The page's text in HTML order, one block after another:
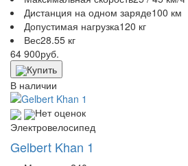
Дистанция на одном заряде100 км
Допустимая нагрузка120 кг
Вес28.55 кг
64 900руб.
Купить
В наличии
Нет оценок
Электровелосипед
Gelbert Khan 1